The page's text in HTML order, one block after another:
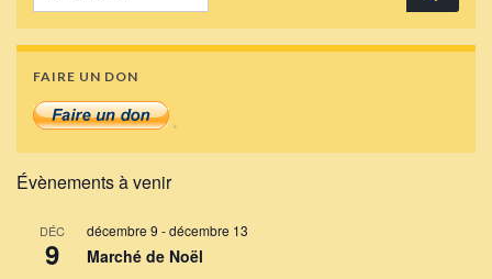
FAIRE UN DON
Évènements à venir
DÉC
9
décembre 9 -décembre 13
Marché de Noël